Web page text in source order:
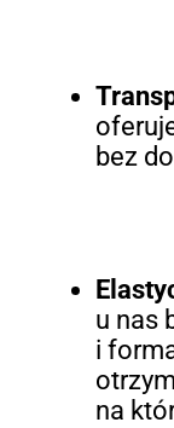
bez
u nas
i
na